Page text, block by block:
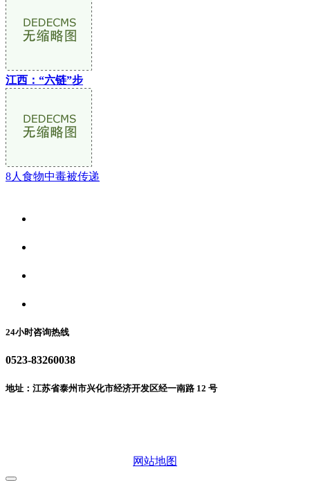
江西：“六链”步
8人食物中毒被传递
24小时咨询热线
0523-83260038
地址：江苏省泰州市兴化市经济开发区经一南路 12 号
网站地图